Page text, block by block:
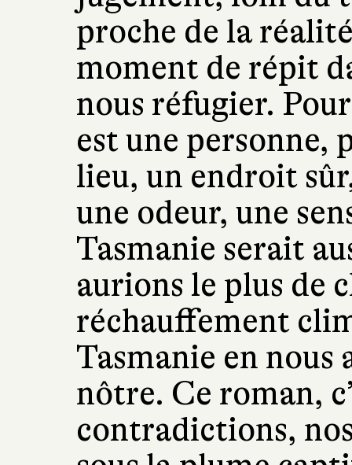
proche de la
moment de répit
nous réfugier.
est une personne,
lieu, un endroit
une odeur, une
Tasmanie serait
aurions le plus de
réchauffement
Tasmanie en
nôtre. Ce roman,
contradictions,